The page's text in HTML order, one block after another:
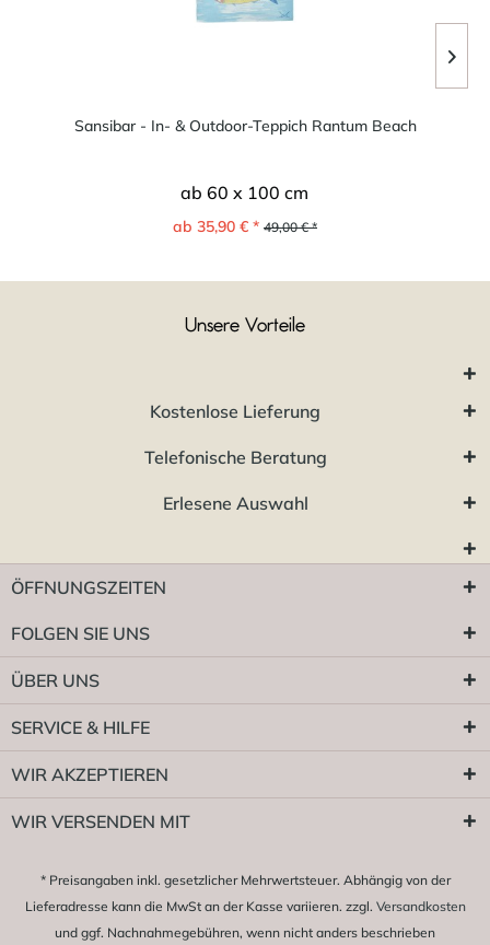
Sansibar - In- & Outdoor-Teppich Rantum Beach
ab 60 x 100 cm
ab 35,90 € * 49,00 € *
Unsere Vorteile
Kostenlose Lieferung
Telefonische Beratung
Erlesene Auswahl
ÖFFNUNGSZEITEN
FOLGEN SIE UNS
ÜBER UNS
SERVICE & HILFE
WIR AKZEPTIEREN
WIR VERSENDEN MIT
* Preisangaben inkl. gesetzlicher Mehrwertsteuer. Abhängig von der
Lieferadresse kann die MwSt an der Kasse variieren. zzgl. Versandkosten
und ggf. Nachnahmegebühren, wenn nicht anders beschrieben